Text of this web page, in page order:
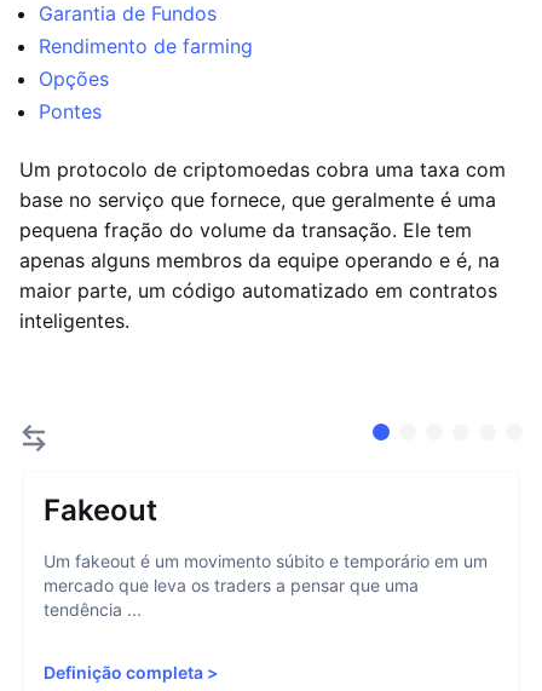
Garantia de Fundos
Rendimento de farming
Opções
Pontes
Um protocolo de criptomoedas cobra uma taxa com
base no serviço que fornece, que geralmente é uma
pequena fração do volume da transação. Ele tem
apenas alguns membros da equipe operando e é, na
maior parte, um código automatizado em contratos
inteligentes.
Fakeout
Um fakeout é um movimento súbito e temporário em um
mercado que leva os traders a pensar que uma
tendência ...
Definição completa >